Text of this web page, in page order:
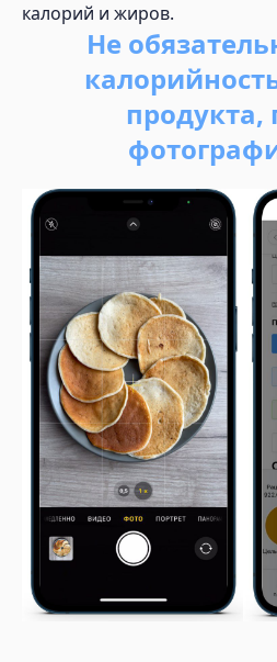
калорий и жиров.
Не
продукта,